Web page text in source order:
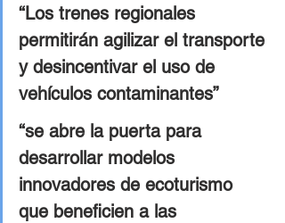
“Los trenes regionales
permitirán agilizar el transporte
y desincentivar el uso de
vehículos contaminantes”
“se abre la puerta para
desarrollar modelos
innovadores de ecoturismo
que beneficien a las